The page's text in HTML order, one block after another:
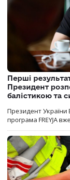
Перші
Президент
балістикою та
Президент
програма FREYJA